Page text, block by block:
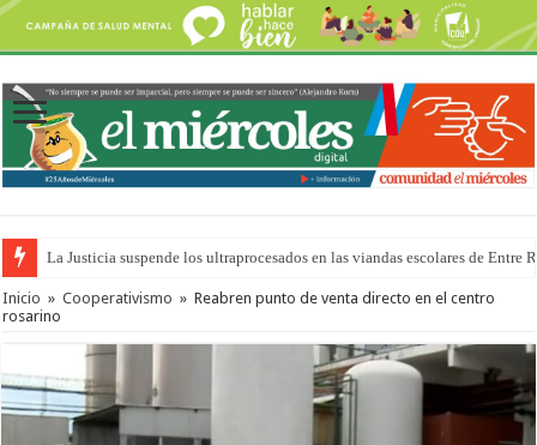
La Justicia suspende los ultraprocesados en las viandas escolares de Entre
Inicio » Cooperativismo » Reabren punto de venta directo en el centro
rosarino